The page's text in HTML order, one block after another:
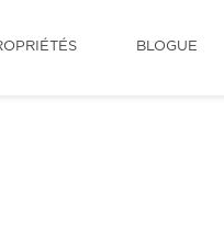
BLOGUE